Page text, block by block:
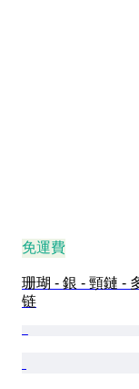
免運費
珊瑚 - 銀 - 頸鏈 -
链